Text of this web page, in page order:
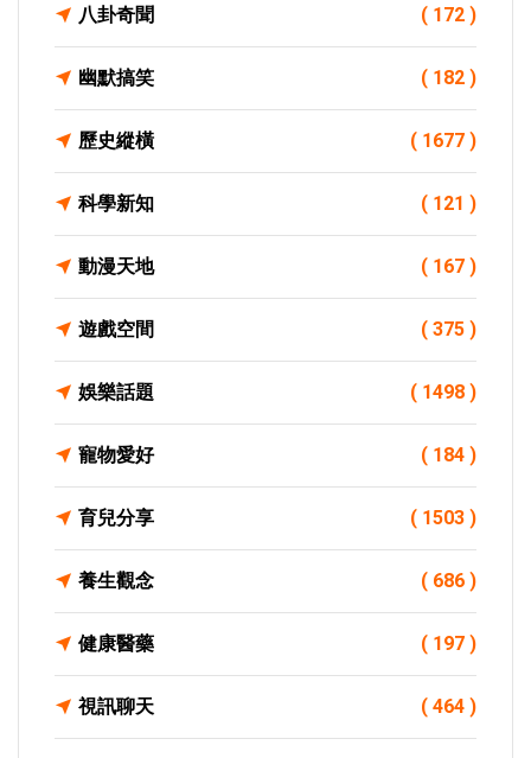
八卦奇聞 ( 172 )
幽默搞笑 ( 182 )
歷史縱橫 ( 1677 )
科學新知 ( 121 )
動漫天地 ( 167 )
遊戲空間 ( 375 )
娛樂話題 ( 1498 )
寵物愛好 ( 184 )
育兒分享 ( 1503 )
養生觀念 ( 686 )
健康醫藥 ( 197 )
視訊聊天 ( 464 )